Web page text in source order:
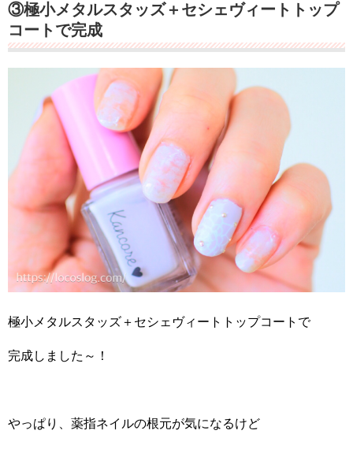
③極小メタルスタッズ＋セシェヴィートトップ
コートで完成
極小メタルスタッズ＋セシェヴィートトップコートで
完成しました～！
やっぱり、薬指ネイルの根元が気になるけど